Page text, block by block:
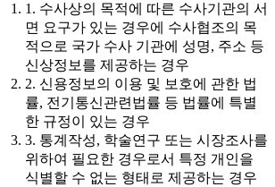
1. 수사상의 목적에 따른 수사기관의 서
면 요구가 있는 경우에 수사협조의 목
적으로 국가 수사 기관에 성명, 주소 등
신상정보를 제공하는 경우
2. 신용정보의 이용 및 보호에 관한 법
률, 전기통신관련법률 등 법률에 특별
한 규정이 있는 경우
3. 통계작성, 학술연구 또는 시장조사를
위하여 필요한 경우로서 특정 개인을
식별할 수 없는 형태로 제공하는 경우